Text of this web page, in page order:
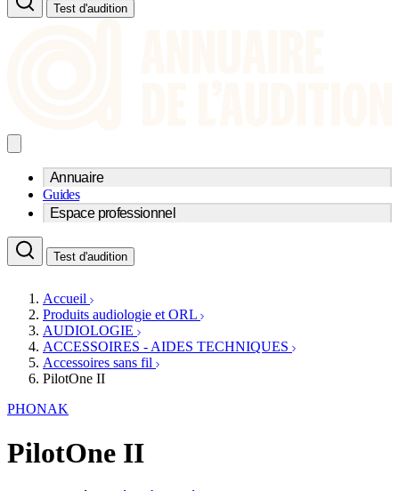
Test d'audition
Annuaire
Trouvez un professionnel de l'audition
Centre d'audioprothèse
Médecins ORL & Phoniatres
Écoles spécialisées
Fournisseurs
Associations
Guides
Espace professionnel
Acteurs et services
Fournisseurs
Services ORL
Orthophonistes
Formations et écoles
Organismes / Syndicats
Produits
Ressources
Test d'audition
Accueil
Produits audiologie et ORL
AUDIOLOGIE
ACCESSOIRES - AIDES TECHNIQUES
Accessoires sans fil
PilotOne II
PHONAK
PilotOne II